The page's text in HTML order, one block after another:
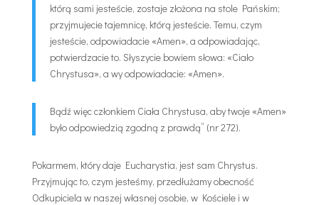
którą sami jesteście, zostaje złożona na stole Pańskim;
przyjmujecie tajemnicę, którą jesteście. Temu, czym
jesteście, odpowiadacie «Amen», a odpowiadając,
potwierdzacie to. Słyszycie bowiem słowa: «Ciało
Chrystusa», a wy odpowiadacie: «Amen».
Bądź więc członkiem Ciała Chrystusa, aby twoje «Amen»
było odpowiedzią zgodną z prawdą” (nr 272).
Pokarmem, który daje Eucharystia, jest sam Chrystus.
Przyjmując to, czym jesteśmy, przedłużamy obecność
Odkupiciela w naszej własnej osobie, w Kościele i w